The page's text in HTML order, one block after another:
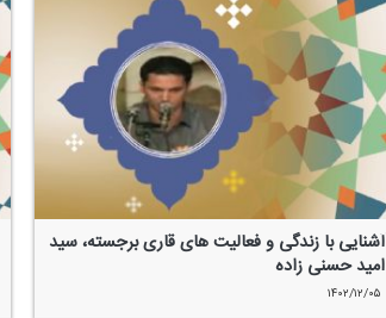
آشنایی با زندگی و فعالیت های قاری برجسته، سید
امید حسنی زاده
۱۴۰۲/۱۲/۰۵